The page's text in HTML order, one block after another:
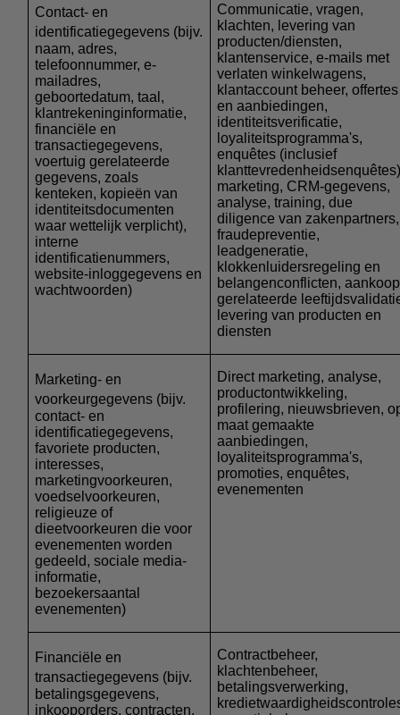
Contact- en
identificatiegegevens (bijv.
naam, adres,
telefoonnummer, e-
mailadres,
geboortedatum, taal,
klantrekeninginformatie,
financiële en
transactiegegevens,
voertuig gerelateerde
gegevens, zoals
kenteken, kopieën van
identiteitsdocumenten
waar wettelijk verplicht),
interne
identificatienummers,
website-inloggegevens en
wachtwoorden)
Communicatie, vragen,
klachten, levering van
producten/diensten,
klantenservice, e-mails met
verlaten winkelwagens,
klantaccount beheer, offertes
en aanbiedingen,
identiteitsverificatie,
loyaliteitsprogramma's,
enquêtes (inclusief
marketing, CRM-gegevens,
analyse, training, due
diligence van zakenpartners,
fraudepreventie,
leadgeneratie,
klokkenluidersregeling en
belangenconflicten, aankoop
gerelateerde
levering van producten en
diensten
Marketing- en
voorkeurgegevens (bijv.
contact- en
identificatiegegevens,
favoriete producten,
interesses,
marketingvoorkeuren,
voedselvoorkeuren,
religieuze of
dieetvoorkeuren die voor
evenementen worden
gedeeld, sociale media-
informatie,
bezoekersaantal
evenementen)
Direct marketing, analyse,
productontwikkeling,
profilering, nieuwsbrieven,
maat gemaakte
aanbiedingen,
loyaliteitsprogramma's,
promoties, enquêtes,
evenementen
Financiële en
transactiegegevens (bijv.
betalingsgegevens,
inkooporders, contracten,
Contractbeheer,
klachtenbeheer,
betalingsverwerking,